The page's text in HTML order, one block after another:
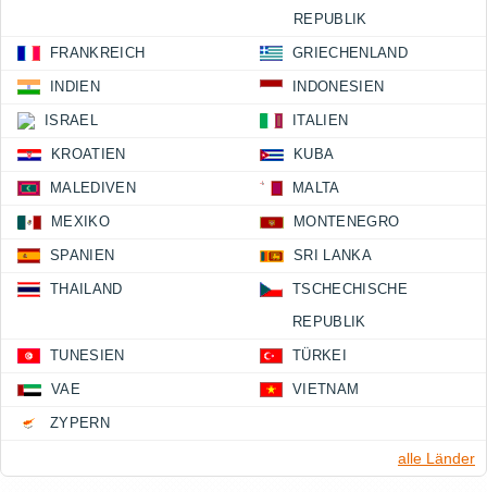
REPUBLIK
FRANKREICH GRIECHENLAND
INDIEN INDONESIEN
ISRAEL ITALIEN
KROATIEN KUBA
MALEDIVEN MALTA
MEXIKO MONTENEGRO
SPANIEN SRI LANKA
THAILAND
TSCHECHISCHE
REPUBLIK
TUNESIEN TÜRKEI
VAE VIETNAM
ZYPERN
alle Länder